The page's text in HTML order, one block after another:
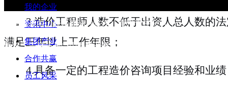
3.造价工程师人数不低于出资人总人数的
满足三年以上工作年限；
4.具备一定的工程造价咨询项目经验和业
我的企业
资讯中心
集团产业
合作共赢
员工风采
吉林省长白山开发建设（集团）有限责任公司
地址：吉林省长白山保护开发区管理委员会池北区